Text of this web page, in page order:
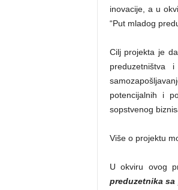
inovacije, a u
“Put mladog
Cilј projekta je
preduzetništva
potencijalnih i
sopstvenog
Više o projektu
U okviru ovog
preduzetnika